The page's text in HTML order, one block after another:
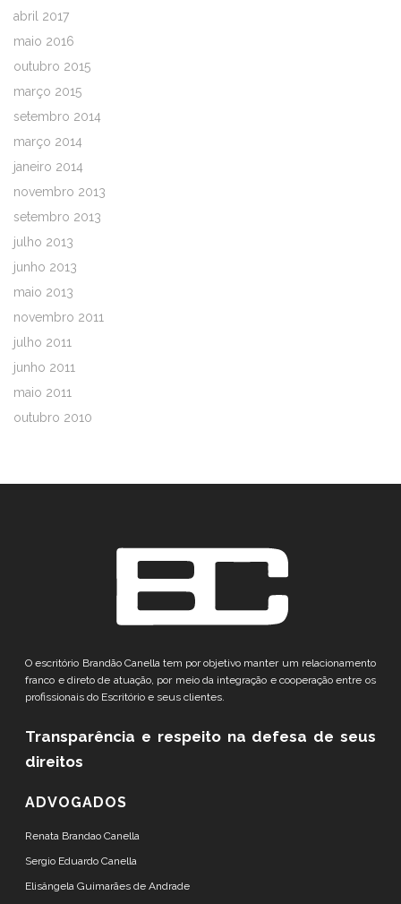
abril 2017
maio 2016
outubro 2015
março 2015
setembro 2014
março 2014
janeiro 2014
novembro 2013
setembro 2013
julho 2013
junho 2013
maio 2013
novembro 2011
julho 2011
junho 2011
maio 2011
outubro 2010
O escritório Brandão Canella tem por objetivo manter um relacionamento
franco e direto de atuação, por meio da integração e cooperação entre os
profissionais do Escritório e seus clientes.
Transparência e respeito na defesa de seus
direitos
ADVOGADOS
Renata Brandao Canella
Sergio Eduardo Canella
Elisângela Guimarães de Andrade